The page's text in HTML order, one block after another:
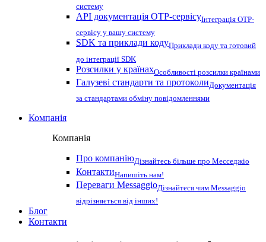
систему
API документація OTP-сервісуІнтеграція OTP-
сервісу у вашу систему
SDK та приклади кодуПриклади коду та готовий
до інтеграції SDK
Розсилки у країнахОсобливості розсилки країнами
Галузеві стандарти та протоколиДокументація
за стандартами обміну повідомленнями
Компанія
Компанія
Про компаніюДізнайтесь більше про Месседжіо
КонтактиНапишіть нам!
Переваги MessaggioДізнайтеся чим Messaggio
відрізняється від інших!
Блог
Контакти